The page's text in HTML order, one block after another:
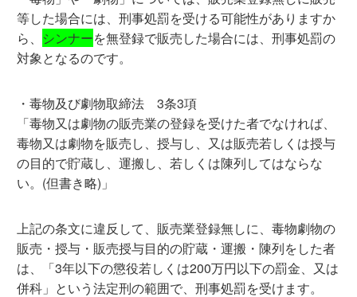
等した場合には、刑事処罰を受ける可能性がありますか
ら、 シンナーを無登録で販売した場合には、刑事処罰の
対象となるのです。
・毒物及び劇物取締法 3条3項
「毒物又は劇物の販売業の登録を受けた者でなければ、
毒物又は劇物を販売し、授与し、又は販売若しくは授与
の目的で貯蔵し、運搬し、若しくは陳列してはならな
い。(但書き略)」
上記の条文に違反して、販売業登録無しに、毒物劇物の
販売・授与・販売授与目的の貯蔵・運搬・陳列をした者
は、「3年以下の懲役若しくは200万円以下の罰金、又は
併科」という法定刑の範囲で、刑事処罰を受けます。